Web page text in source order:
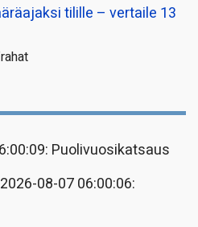
tilille – vertaile 13
Puolivuosikatsaus
08-07 06:00:06: